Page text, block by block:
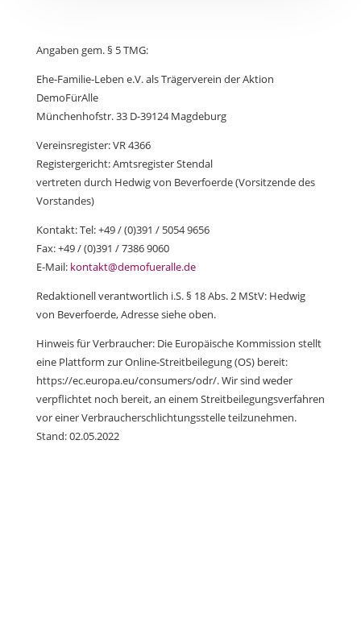
Angaben gem. § 5 TMG:
Ehe-Familie-Leben e.V. als Trägerverein der Aktion
DemoFürAlle
Münchenhofstr. 33 D-39124 Magdeburg
Vereinsregister: VR 4366
Registergericht: Amtsregister Stendal
vertreten durch Hedwig von Beverfoerde (Vorsitzende des
Vorstandes)
Kontakt: Tel: +49 / (0)391 / 5054 9656
Fax: +49 / (0)391 / 7386 9060
E-Mail: kontakt@demofueralle.de
Redaktionell verantwortlich i.S. § 18 Abs. 2 MStV: Hedwig
von Beverfoerde, Adresse siehe oben.
Hinweis für Verbraucher: Die Europäische Kommission stellt
eine Plattform zur Online-Streitbeilegung (OS) bereit:
https://ec.europa.eu/consumers/odr/. Wir sind weder
verpflichtet noch bereit, an einem Streitbeilegungsverfahren
vor einer Verbraucherschlichtungsstelle teilzunehmen.
Stand: 02.05.2022